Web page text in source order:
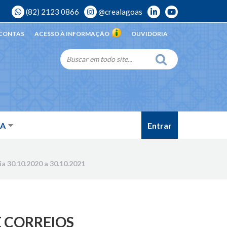
(82) 2123 0866 @crealagoas
OUVIDORIA
ACESSO À INFORMAÇÃO
Entrar
30.10.2020 a 30.10.2021